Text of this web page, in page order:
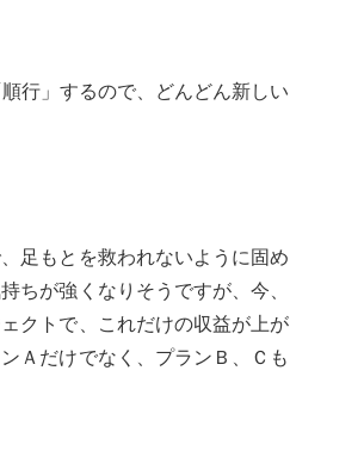
行」するので、どんどん新しい
足もとを救われないように固め
ちが強くなりそうですが、今、
クトで、これだけの収益が上が
Ａだけでなく、プランＢ、Ｃも